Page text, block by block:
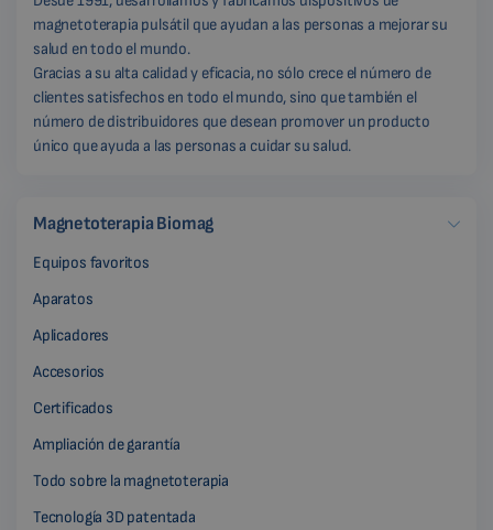
magnetoterapia pulsátil que ayudan a las personas a mejorar su
salud en todo el mundo.
Gracias a su alta calidad y eficacia, no sólo crece el número de
clientes satisfechos en todo el mundo, sino que también el
número de distribuidores que desean promover un producto
único que ayuda a las personas a cuidar su salud.
Magnetoterapia Biomag
Equipos favoritos
Aparatos
Aplicadores
Accesorios
Certificados
Ampliación de garantía
Todo sobre la magnetoterapia
Tecnología 3D patentada